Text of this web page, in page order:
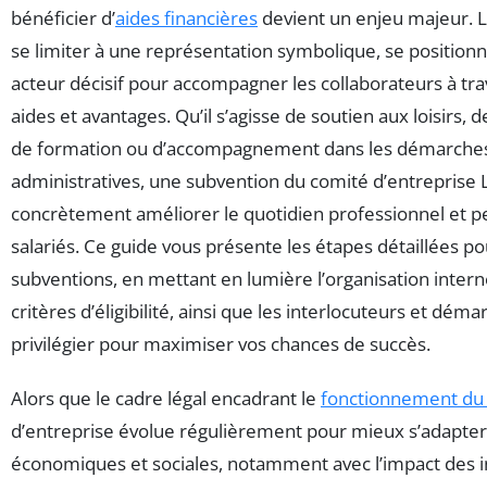
bénéficier d’aides financières devient un enjeu majeur.
se limiter à une représentation symbolique, se
acteur décisif pour accompagner les collaborateurs à
aides et avantages. Qu’il s’agisse de soutien aux loisirs,
de formation ou d’accompagnement dans les
administratives, une subvention du comité d’entreprise
concrètement améliorer le quotidien professionnel et
salariés. Ce guide vous présente les étapes détaillées
subventions, en mettant en lumière l’organisation
critères d’éligibilité, ainsi que les interlocuteurs et
privilégier pour maximiser vos chances de succès.
Alors que le cadre légal encadrant le fonctionnement
d’entreprise évolue régulièrement pour mieux
économiques et sociales, notamment avec l’impact des